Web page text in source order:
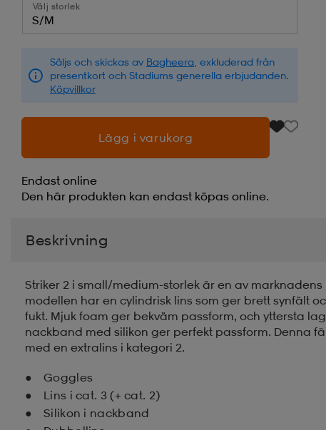
Välj storlek
S/M
Säljs och skickas av Bagheera , exkluderad från
presentkort och Stadiums generella erbjudanden.
Köpvillkor
Lägg i varukorg
Endast online
Den här produkten kan endast köpas online.
Beskrivning
Striker 2 i small/medium-storlek är en av
modellen har en cylindrisk lins som ger brett synfält
fukt. Mjuk foam ger bekväm passform, och yttersta
nackband med silikon ger perfekt passform. Denna
med en extralins i kategori 2.
Goggles
Lins i cat. 3 (+ cat. 2)
Silikon i nackband